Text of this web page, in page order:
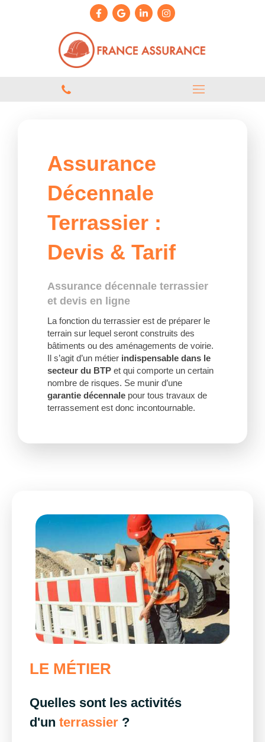
Assurance
Décennale
Terrassier :
Devis & Tarif
Assurance décennale terrassier
et devis en ligne
La fonction du terrassier est de préparer le
terrain sur lequel seront construits des
bâtiments ou des aménagements de voirie.
Il s’agit d’un métier indispensable dans le
secteur du BTP et qui comporte un certain
nombre de risques. Se munir d’une
garantie décennale pour tous travaux de
terrassement est donc incontournable.
LE MÉTIER
Quelles sont les activités
d'un terrassier ?